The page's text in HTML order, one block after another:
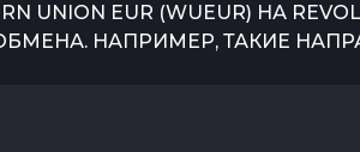
UNION EUR (WUEUR) НА
НАПРИМЕР, ТАКИЕ